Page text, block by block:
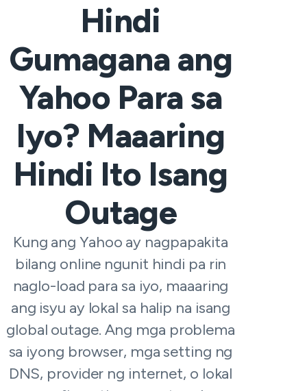
Hindi
Gumagana ang
Yahoo Para sa
Iyo? Maaaring
Hindi Ito Isang
Outage
Kung ang Yahoo ay nagpapakita
bilang online ngunit hindi pa rin
naglo-load para sa iyo, maaaring
ang isyu ay lokal sa halip na isang
global outage. Ang mga problema
sa iyong browser, mga setting ng
DNS, provider ng internet, o lokal